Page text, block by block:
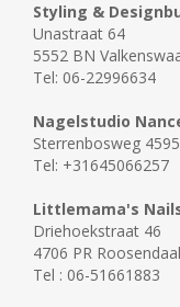
Styling &
Unastraat 64
5552 BN
Tel: 06-22996634
Nagelstudio
Sterrenbosweg
Tel: +31645066257
Littlemama's
Driehoekstraat 46
4706 PR
Tel : 06-51661883